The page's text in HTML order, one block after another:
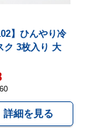
】ひんやり冷
ク 3枚入り 大
詳細を見る